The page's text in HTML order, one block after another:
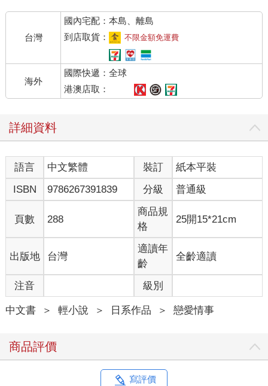
台灣
國內宅配：本島、離島
到店取貨：
不限金額免運費
海外
國際快遞：全球
港澳店取：
詳細資料
語言 中文繁體 裝訂
紙本平裝
ISBN
9786267391839 分級 普通級
頁數 288
商品規
格
25開15*21cm
出版地 台灣
適讀年
齡
全齡適讀
注音 級別
中文書 ＞ 輕小說 ＞ 日系作品 ＞ 戀愛情事
商品評價
寫評價